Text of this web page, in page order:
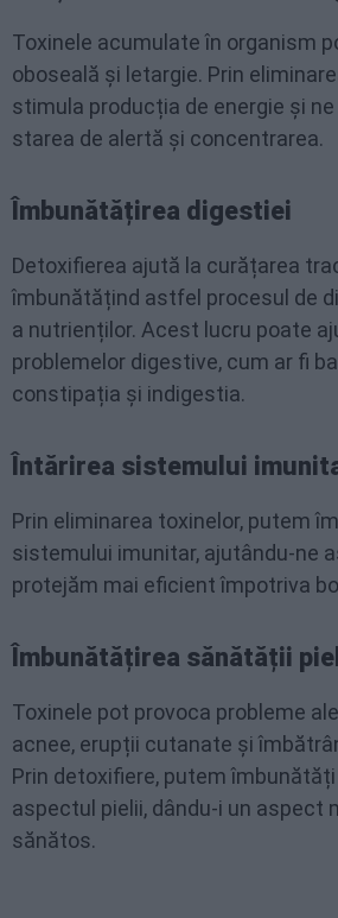
Toxinele acumulate în organism
oboseală și letargie. Prin
stimula producția de energie și
starea de alertă și concentrarea.
Îmbunătățirea digestiei
Detoxifierea ajută la curățarea
îmbunătățind astfel procesul de
a nutrienților. Acest lucru poate
problemelor digestive, cum ar fi
constipația și indigestia.
Întărirea sistemului
Prin eliminarea toxinelor, putem
sistemului imunitar, ajutându-ne
protejăm mai eficient împotriva
Îmbunătățirea sănătății
Toxinele pot provoca probleme
acnee, erupții cutanate și
Prin detoxifiere, putem
aspectul pielii, dându-i un aspect
sănătos.